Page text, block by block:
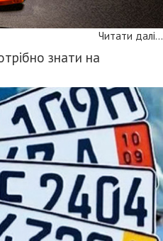
Читати далі...
знати на